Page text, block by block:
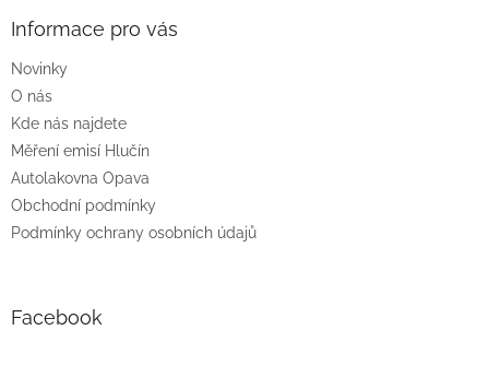
Informace pro vás
Novinky
O nás
Kde nás najdete
Měření emisí Hlučín
Autolakovna Opava
Obchodní podmínky
Podmínky ochrany osobních údajů
Facebook